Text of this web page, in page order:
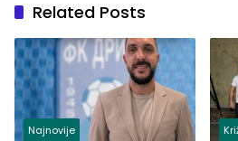
Related Posts
Najnovije